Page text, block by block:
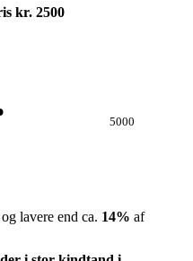
kr. 2500
5000
og lavere end ca. 14% af